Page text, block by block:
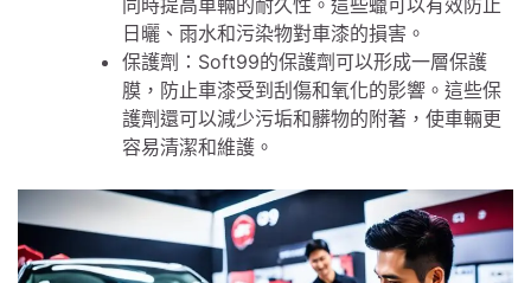
日曬、雨水和污染物對車漆的損害。
保護劑：Soft99的保護劑可以形成一層保護
膜，防止車漆受到刮傷和氧化的影響。這些保
護劑還可以減少污垢和髒物的附著，使車輛更
容易清潔和維護。